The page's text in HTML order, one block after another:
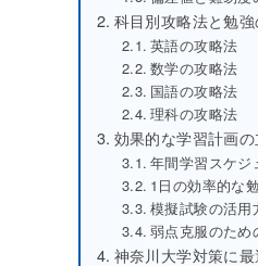
科目別攻略法と勉
英語の攻略法
数学の攻略法
国語の攻略法
理科の攻略法
効果的な学習計画
年間学習スケジ
1日の効率的な
模擬試験の活用
弱点克服のため
神奈川大学対策に